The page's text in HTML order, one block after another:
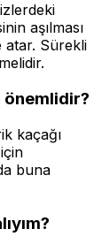
aşılması
atar. Sürekli
önemlidir?
kaçağı
buna